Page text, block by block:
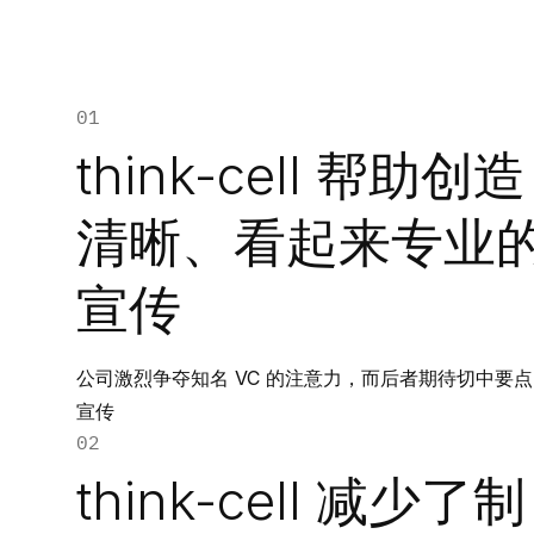
01
think-cell 帮助创造
清晰、看起来专业
宣传
公司激烈争夺知名 VC 的注意力，而后者期待切中要
宣传
02
think-cell 减少了制